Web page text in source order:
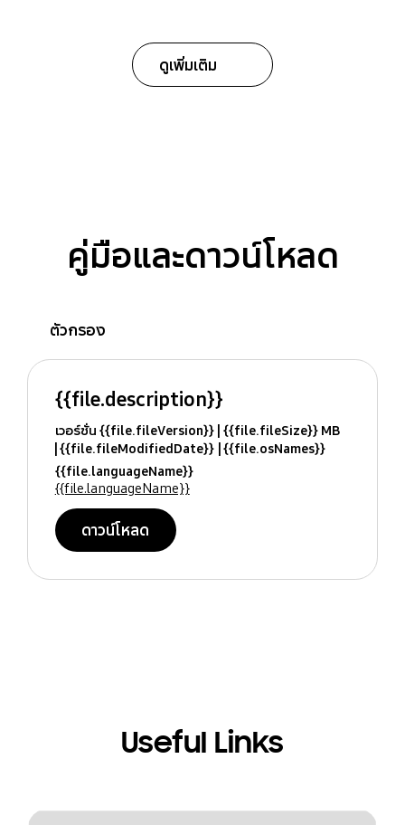
ดูเพิ่มเติม
คู่มือและดาวน์โหลด
ตัวกรอง
{{file.description}}
เวอร์ชั่น {{file.fileVersion}} {{file.fileSize}} MB
{{file.fileModifiedDate}} {{file.osNames}}
{{file.languageName}}
{{file.languageName}}
ดาวน์โหลด
Useful Links